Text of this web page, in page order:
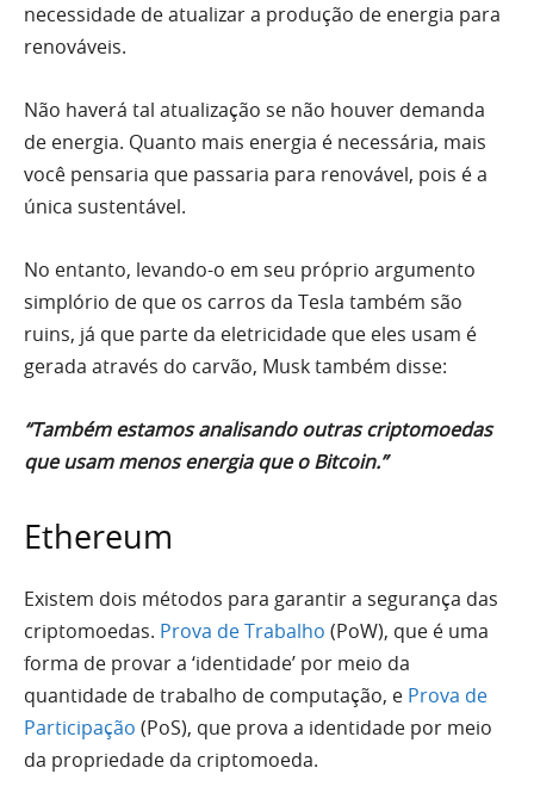
necessidade de atualizar a produção de energia para
renováveis.
Não haverá tal atualização se não houver demanda
de energia. Quanto mais energia é necessária, mais
você pensaria que passaria para renovável, pois é a
única sustentável.
No entanto, levando-o em seu próprio argumento
simplório de que os carros da Tesla também são
ruins, já que parte da eletricidade que eles usam é
gerada através do carvão, Musk também disse:
“Também estamos analisando outras criptomoedas
que usam menos energia que o Bitcoin.”
Ethereum
Existem dois métodos para garantir a segurança das
criptomoedas. Prova de Trabalho (PoW), que é uma
forma de provar a ‘identidade’ por meio da
quantidade de trabalho de computação, e Prova de
Participação (PoS), que prova a identidade por meio
da propriedade da criptomoeda.